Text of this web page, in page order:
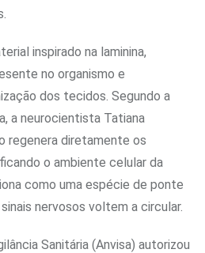
inspirado na laminina,
no organismo e
dos tecidos. Segundo a
a neurocientista Tatiana
regenera diretamente os
o ambiente celular da
como uma espécie de ponte
nervosos voltem a circular.
Sanitária (Anvisa) autorizou